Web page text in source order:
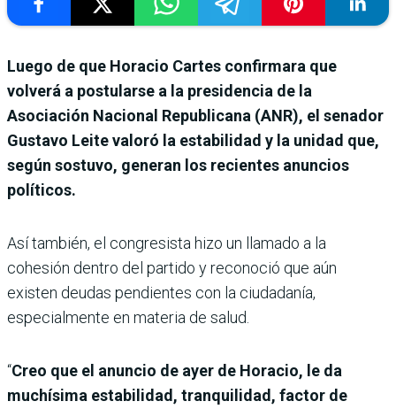
Luego de que Horacio Cartes confirmara que
volverá a postularse a la presidencia de la
Asociación Nacional Republicana (ANR), el senador
Gustavo Leite valoró la estabilidad y la unidad que,
según sostuvo, generan los recientes anuncios
políticos.
Así también, el congresista hizo un llamado a la
cohesión dentro del partido y reconoció que aún
existen deudas pendientes con la ciudadanía,
especialmente en materia de salud.
“Creo que el anuncio de ayer de Horacio, le da
muchísima estabilidad, tranquilidad, factor de